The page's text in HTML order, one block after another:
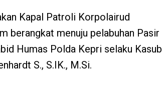
Kapal Patroli Korpolairud
berangkat menuju pelabuhan Pasir
Humas Polda Kepri selaku Kasub
S., S.IK., M.Si.